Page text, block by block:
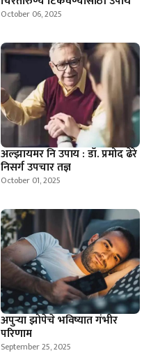
October 06, 2025
अल्झायमर नि उपाय : डॉ. प्रमोद ढेरे
निसर्ग उपचार तज्ञ
October 01, 2025
अपुऱ्या झोपेचे भविष्यात गंभीर
परिणाम
September 25, 2025